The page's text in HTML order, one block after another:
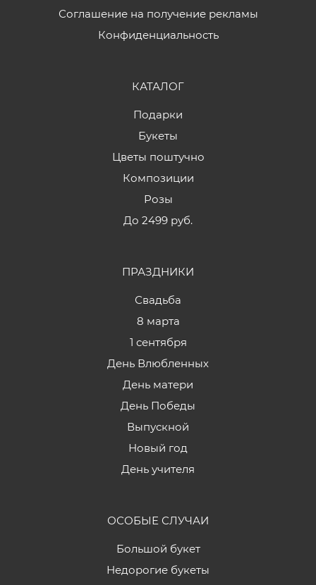
Соглашение на получение рекламы
Конфиденциальность
КАТАЛОГ
Подарки
Букеты
Цветы поштучно
Композиции
Розы
До 2499 руб.
ПРАЗДНИКИ
Свадьба
8 марта
1 сентября
День Влюбленных
День матери
День Победы
Выпускной
Новый год
День учителя
ОСОБЫЕ СЛУЧАИ
Большой букет
Недорогие букеты